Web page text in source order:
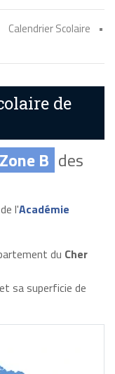
Calendrier Scolaire
•
de
Zone B des
l'Académie
du Cher
sa superficie de